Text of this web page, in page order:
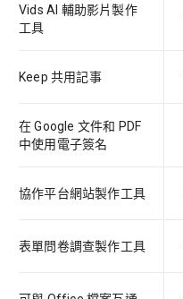
Vids AI 輔助影片製作
工具
Keep 共用記事
在 Google 文件和 PDF
中使用電子簽名
協作平台網站製作工具
表單問卷調查製作工具